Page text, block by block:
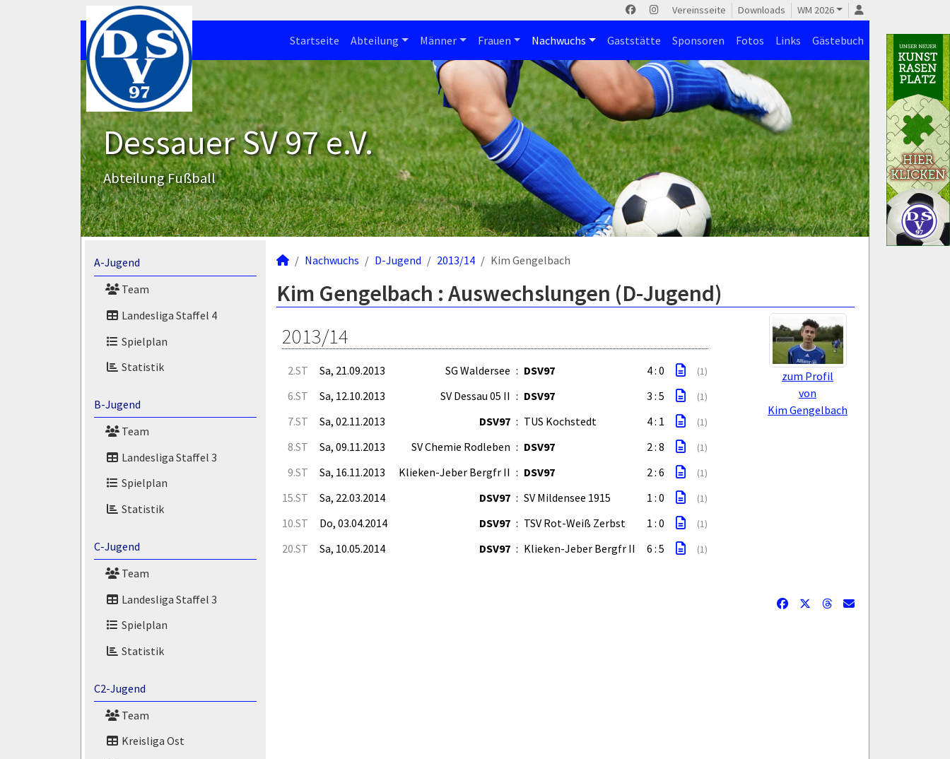
Vereinsseite Downloads WM 2026
Startseite Abteilung Männer Frauen Nachwuchs Gaststätte Sponsoren Fotos Links Gästebuch
Dessauer SV 97 e.V.
Abteilung Fußball
A-Jugend
Team
Landesliga Staffel 4
Spielplan
Statistik
B-Jugend
Team
Landesliga Staffel 3
Spielplan
Statistik
C-Jugend
Team
Landesliga Staffel 3
Spielplan
Statistik
C2-Jugend
Team
Kreisliga Ost
Nachwuchs D-Jugend 2013/14 Kim Gengelbach
Kim Gengelbach : Auswechslungen (D-Jugend)
zum Profil
von
Kim Gengelbach
2013/14
2.ST Sa, 21.09.2013 SG Waldersee : DSV97 4 : 0 (1)
6.ST Sa, 12.10.2013 SV Dessau 05 II : DSV97 3 : 5 (1)
7.ST Sa, 02.11.2013 DSV97 : TUS Kochstedt 4 : 1 (1)
8.ST Sa, 09.11.2013 SV Chemie Rodleben : DSV97 2 : 8 (1)
9.ST Sa, 16.11.2013 Klieken-Jeber Bergfr II : DSV97 2 : 6 (1)
15.ST Sa, 22.03.2014 DSV97 : SV Mildensee 1915 1 : 0 (1)
10.ST Do, 03.04.2014 DSV97 : TSV Rot-Weiß Zerbst 1 : 0 (1)
20.ST Sa, 10.05.2014 DSV97 : Klieken-Jeber Bergfr II 6 : 5 (1)